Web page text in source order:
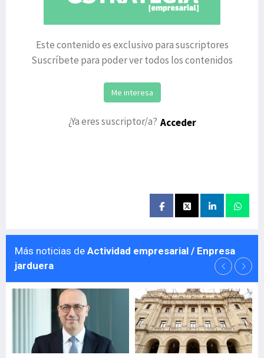
Este contenido es exclusivo para suscriptores
Suscríbete para poder ver todos los contenidos
Me interesa
¿Ya eres suscriptor/a? Acceder
Más noticias de Actividad empresarial / Enpresa
jarduera